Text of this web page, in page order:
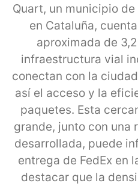
Quart, un municipio
en Cataluña,
aproximada de
infraestructura vial
conectan con la
así el acceso y la
paquetes. Esta
grande, junto con una
desarrollada, puede
entrega de FedEx en
destacar que la